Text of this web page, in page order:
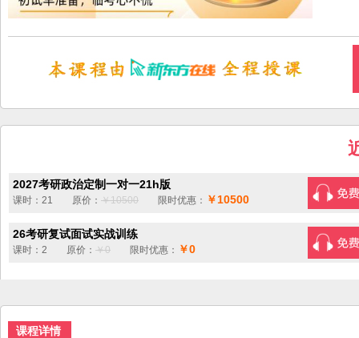
2027考研政治定制一对一21h版
课时：21 原价： ￥10500 限时优惠： ￥10500
26考研复试面试实战训练
课时：2 原价： ￥0 限时优惠： ￥0
课程详情